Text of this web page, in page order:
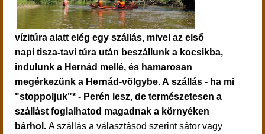
vízitúra alatt elég egy szállás, mivel az első
napi tisza-tavi túra után beszállunk a kocsikba,
indulunk a Hernád mellé, és hamarosan
megérkezünk a Hernád-völgybe. A szállás - ha mi
"stoppoljuk"* - Perén lesz, de természetesen a
szállást foglalhatod magadnak a környéken
bárhol. A szállás a választásod szerint sátor vagy